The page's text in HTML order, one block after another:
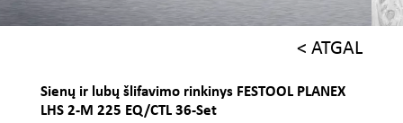
< ATGAL
Sienų ir lubų šlifavimo rinkinys FESTOOL PLANEX
LHS 2-M 225 EQ/CTL 36-Set